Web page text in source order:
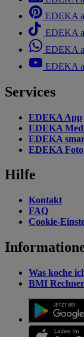
EDEKA
EDEKA
EDEKA
EDEKA
Services
EDEKA App
EDEKA
EDEKA
EDEKA Foto
Hilfe
Kontakt
FAQ
Cookie-
Was koche
BMI Rechner